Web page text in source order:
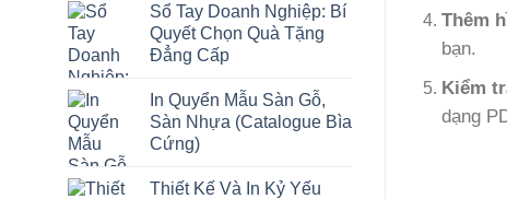
Sổ Tay Doanh Nghiệp: Bí
Quyết Chọn Quà Tặng
Đẳng Cấp
In Quyển Mẫu Sàn Gỗ,
Sàn Nhựa (Catalogue Bìa
Cứng)
Thiết Kế Và In Kỷ Yếu
Thêm
bạn.
Kiểm
dạng